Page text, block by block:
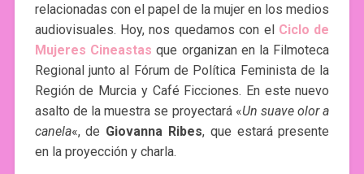
relacionadas con el papel de la mujer en los medios
audiovisuales. Hoy, nos quedamos con el Ciclo de
Mujeres Cineastas que organizan en la Filmoteca
Regional junto al Fórum de Política Feminista de la
Región de Murcia y Café Ficciones. En este nuevo
asalto de la muestra se proyectará «Un suave olor a
canela«, de Giovanna Ribes, que estará presente
en la proyección y charla.